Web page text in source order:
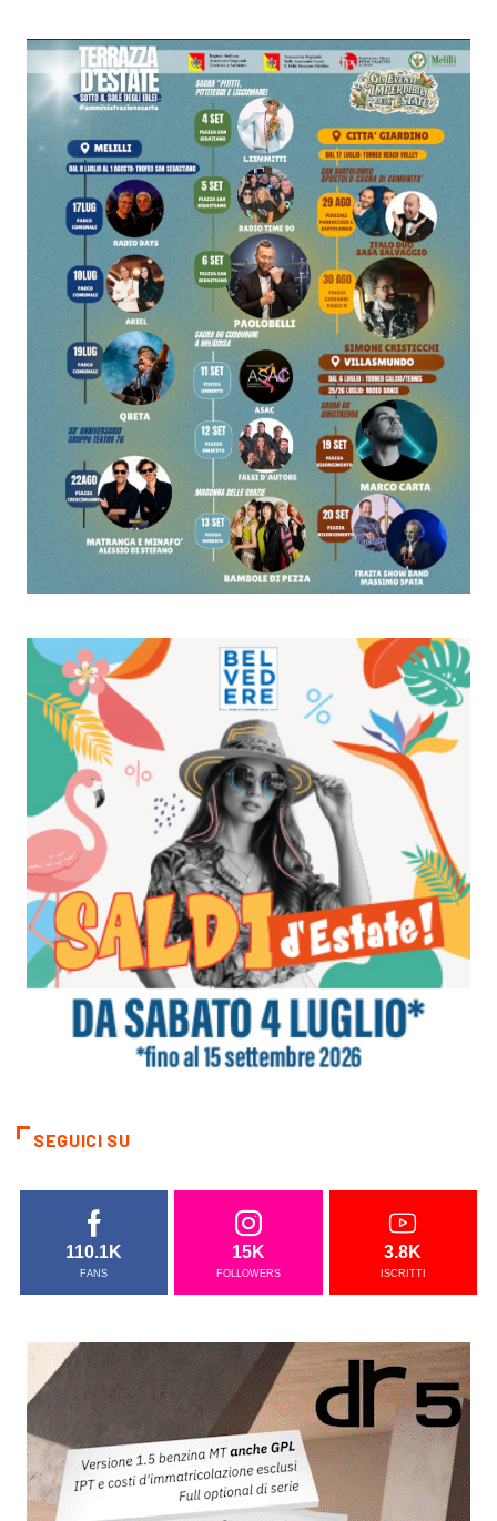
SEGUICI SU
110.1K
FANS
15K
FOLLOWERS
3.8K
ISCRITTI